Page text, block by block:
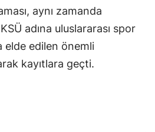
aynı zamanda
adına uluslararası spor
elde edilen önemli
kayıtlara geçti.